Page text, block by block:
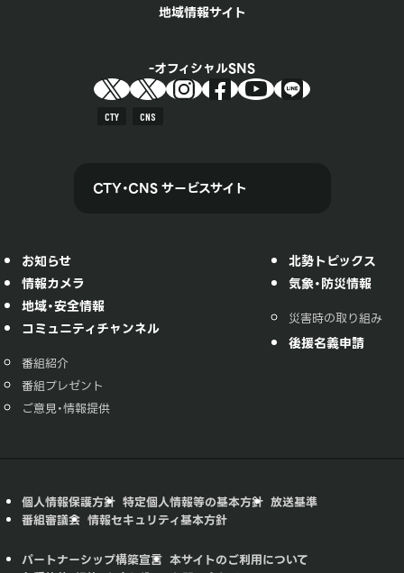
地域情報サイト
オフィシャルSNS
CTY CNS
CTY・CNS サービスサイト
お知らせ
情報カメラ
地域・安全情報
コミュニティチャンネル
番組紹介
番組プレゼント
ご意見・情報提供
北勢トピックス
気象・防災情報
災害時の取り組み
後援名義申請
個人情報保護方針 特定個人情報等の基本方針 放送基準
番組審議会 情報セキュリティ基本方針
パートナーシップ構築宣言 本サイトのご利用について